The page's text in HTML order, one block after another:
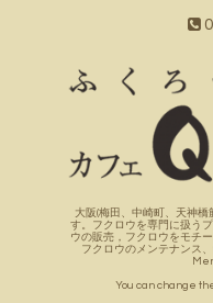
大阪(梅田、中崎町、天神
す。フクロウを専門に扱う
ウの販売，フクロウをモチ
フクロウのメンテナンス
You can change